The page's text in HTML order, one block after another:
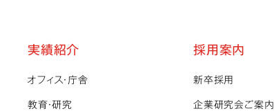
実績紹介
オフィス・庁舎
教育・研究
採用案内
新卒採用
企業研究会ご案内